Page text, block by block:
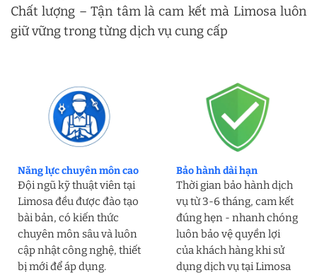
Chất lượng – Tận tâm là cam kết mà Limosa luôn
giữ vững trong từng dịch vụ cung cấp
Năng lực chuyên môn cao
Đội ngũ kỹ thuật viên tại
Limosa đều được đào tạo
bài bản, có kiến thức
chuyên môn sâu và luôn
cập nhật công nghệ, thiết
bị mới để áp dụng.
Bảo hành dài hạn
Thời gian bảo hành dịch
vụ từ 3-6 tháng, cam kết
đúng hẹn - nhanh chóng
luôn bảo vệ quyền lợi
của khách hàng khi sử
dụng dịch vụ tại Limosa